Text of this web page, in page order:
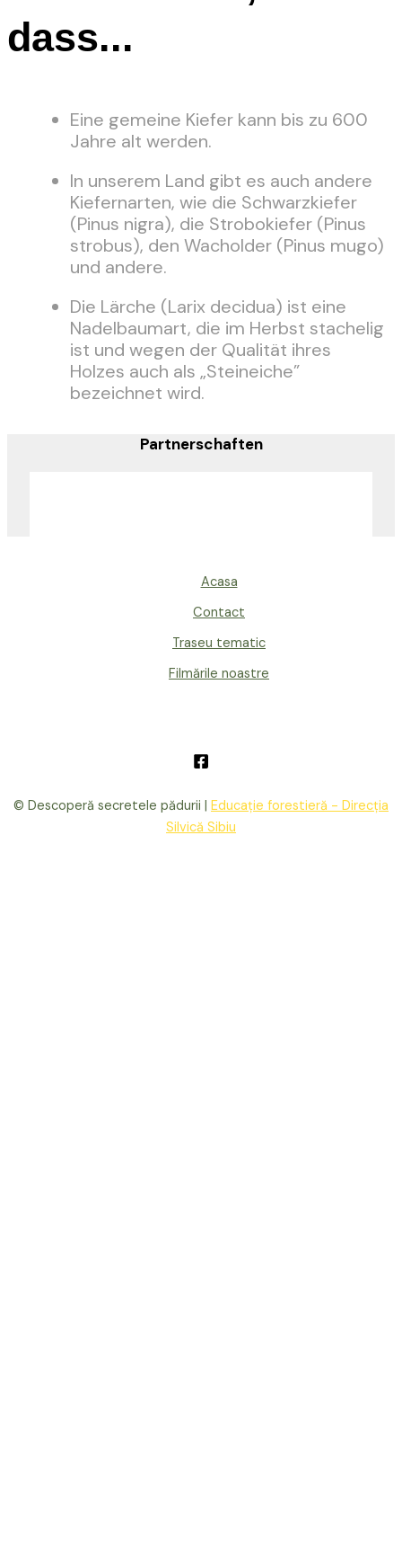
dass...
Eine gemeine Kiefer kann bis zu 600
Jahre alt werden.
In unserem Land gibt es auch andere
Kiefernarten, wie die Schwarzkiefer
(Pinus nigra), die Strobokiefer (Pinus
strobus), den Wacholder (Pinus mugo)
und andere.
Die Lärche (Larix decidua) ist eine
Nadelbaumart, die im Herbst stachelig
ist und wegen der Qualität ihres
Holzes auch als „Steineiche”
bezeichnet wird.
Partnerschaften
Acasa
Contact
Traseu tematic
Filmările noastre
© Descoperă secretele pădurii | Educație forestieră - Direcția
Silvică Sibiu